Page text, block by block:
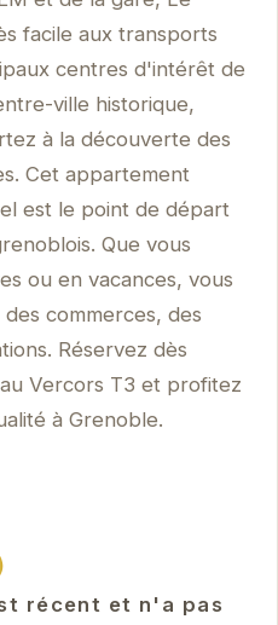
facile aux transports
centres d'intérêt de
ville historique,
à la découverte des
Cet appartement
est le point de départ
Que vous
ou en vacances, vous
commerces, des
Réservez dès
Vercors T3 et profitez
à Grenoble.
récent et n'a pas